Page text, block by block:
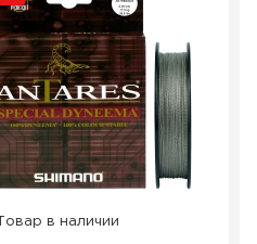
Товар в наличии